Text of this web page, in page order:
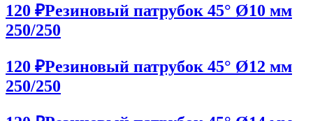
120 ₽Резиновый патрубок 45° Ø10 мм
250/250
120 ₽Резиновый патрубок 45° Ø12 мм
250/250